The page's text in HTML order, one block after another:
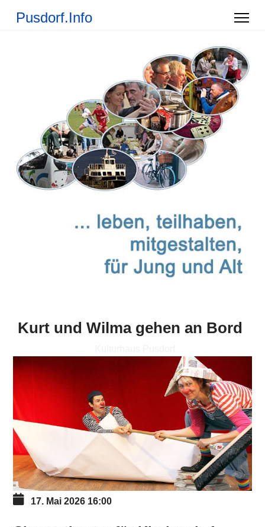
Pusdorf.Info
Kurt und Wilma gehen an Bord
17. Mai 2026 16:00